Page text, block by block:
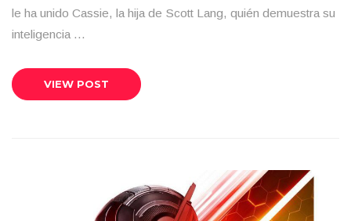
le ha unido Cassie, la hija de Scott Lang, quién demuestra su
inteligencia …
VIEW POST